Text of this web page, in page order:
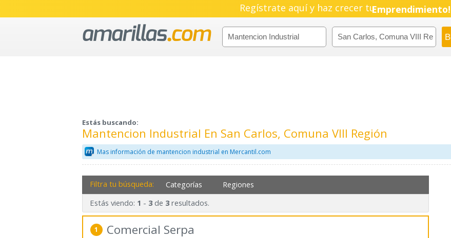
Regístrate aquí y haz crecer tuPyme!
Emprendimiento!
Estás buscando:
Mantencion Industrial En San Carlos, Comuna VIII Región
Mas información de mantencion industrial en Mercantil.com
Filtra tu búsqueda: Categorías Regiones
Estás viendo: 1 - 3de 3resultados.
1 Comercial Serpa